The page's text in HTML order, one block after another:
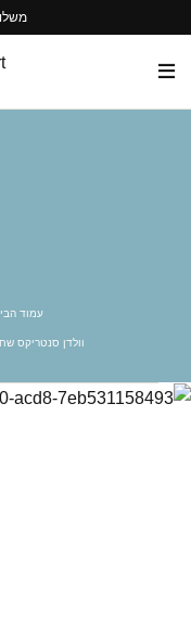
עמוד
וולדן סנטריקס שחור/אפור